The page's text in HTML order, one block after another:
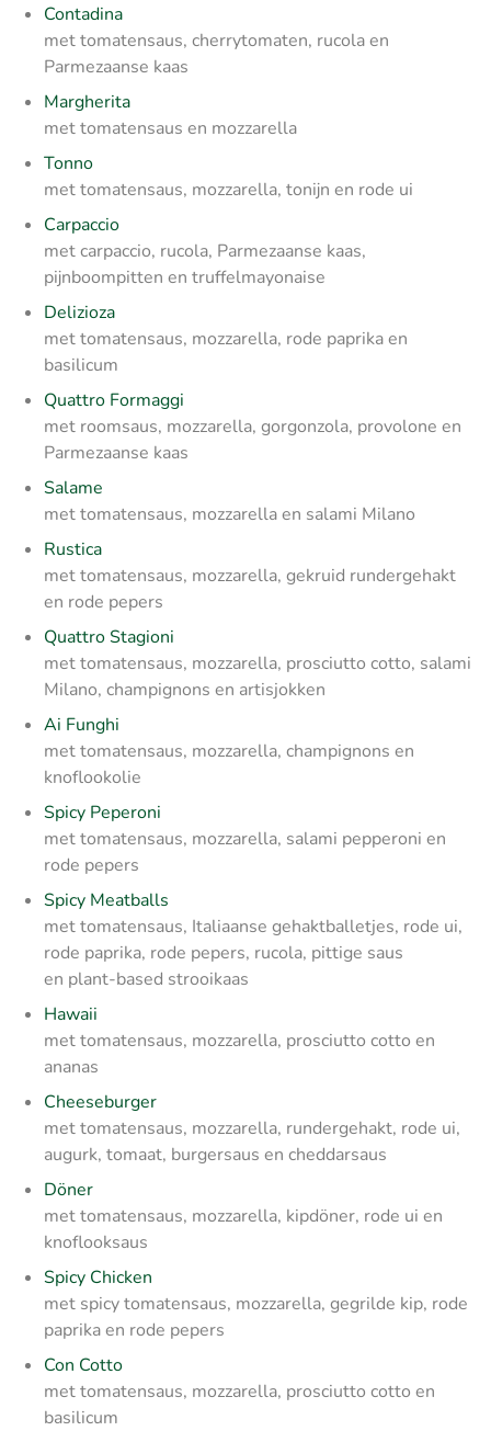
Contadina
met tomatensaus, cherrytomaten, rucola en
Parmezaanse kaas
Margherita
met tomatensaus en mozzarella
Tonno
met tomatensaus, mozzarella, tonijn en rode ui
Carpaccio
met carpaccio, rucola, Parmezaanse kaas,
pijnboompitten en truffelmayonaise
Delizioza
met tomatensaus, mozzarella, rode paprika en
basilicum
Quattro Formaggi
met roomsaus, mozzarella, gorgonzola, provolone en
Parmezaanse kaas
Salame
met tomatensaus, mozzarella en salami Milano
Rustica
met tomatensaus, mozzarella, gekruid rundergehakt
en rode pepers
Quattro Stagioni
met tomatensaus, mozzarella, prosciutto cotto, salami
Milano, champignons en artisjokken
Ai Funghi
met tomatensaus, mozzarella, champignons en
knoflookolie
Spicy Peperoni
met tomatensaus, mozzarella, salami pepperoni en
rode pepers
Spicy Meatballs
met tomatensaus, Italiaanse gehaktballetjes, rode ui,
rode paprika, rode pepers, rucola, pittige saus
en plant-based strooikaas
Hawaii
met tomatensaus, mozzarella, prosciutto cotto en
ananas
Cheeseburger
met tomatensaus, mozzarella, rundergehakt, rode ui,
augurk, tomaat, burgersaus en cheddarsaus
Döner
met tomatensaus, mozzarella, kipdöner, rode ui en
knoflooksaus
Spicy Chicken
met spicy tomatensaus, mozzarella, gegrilde kip, rode
paprika en rode pepers
Con Cotto
met tomatensaus, mozzarella, prosciutto cotto en
basilicum